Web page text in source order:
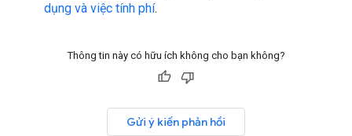
dụng và việc tính phí.
Thông tin này có hữu ích không cho bạn không?
Gửi ý kiến phản hồi